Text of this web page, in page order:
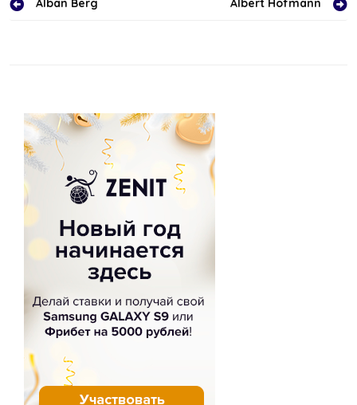
Навигация
Alban Berg Albert Hofmann